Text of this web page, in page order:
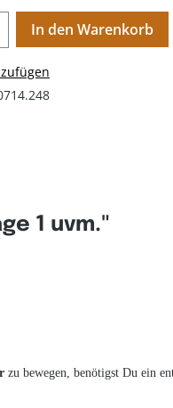
In den Warenkorb
1 uvm."
zu bewegen, benötigst Du ein